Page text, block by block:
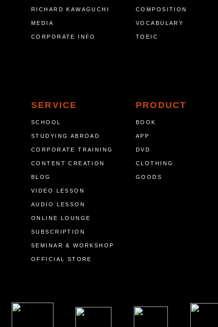
RICHARD KAWAGUCHI
MEDIA
CORPORATE INFO
COMPOSITION
VOCABULARY
TOEIC
SERVICE
SCHOOL
STUDYING ABROAD
CORPORATE TRAINING
CONTENT CREATION
BLOG
VIDEO LESSON
AUDIO LESSON
ONLINE LOUNGE
SUBSCRIPTION
SEMINAR & WORKSHOP
OFFICIAL STORE
PRODUCT
BOOK
APP
DVD
CLOTHING
GOODS